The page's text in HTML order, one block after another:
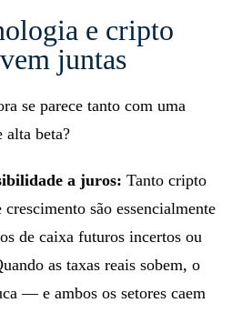
e cripto
juntas
se parece tanto com uma
alta beta?
a juros: Tanto cripto
crescimento são essencialmente
de caixa futuros incertos ou
as taxas reais sobem, o
— e ambos os setores caem